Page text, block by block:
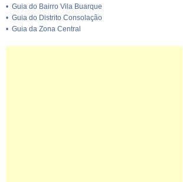
• Guia do Bairro Vila Buarque
• Guia do Distrito Consolação
• Guia da Zona Central